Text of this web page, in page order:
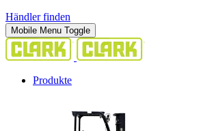
Händler finden
Mobile Menu Toggle
Produkte